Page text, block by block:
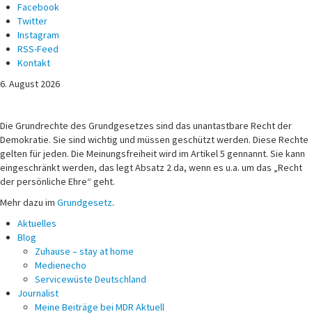
Facebook
Twitter
Instagram
RSS-Feed
Kontakt
6. August 2026
Michael Voß
Journalist und Christ
Die Grundrechte des Grundgesetzes sind das unantastbare Recht der
Demokratie. Sie sind wichtig und müssen geschützt werden. Diese Rechte
gelten für jeden. Die Meinungsfreiheit wird im Artikel 5 gennannt. Sie kann
eingeschränkt werden, das legt Absatz 2 da, wenn es u.a. um das „Recht
der persönliche Ehre“ geht.
Mehr dazu im Grundgesetz.
Aktuelles
Blog
Zuhause – stay at home
Medienecho
Servicewüste Deutschland
Journalist
Meine Beiträge bei MDR Aktuell